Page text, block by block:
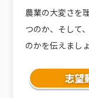
農業の大変さを
つのか、そして
のかを伝えましょ